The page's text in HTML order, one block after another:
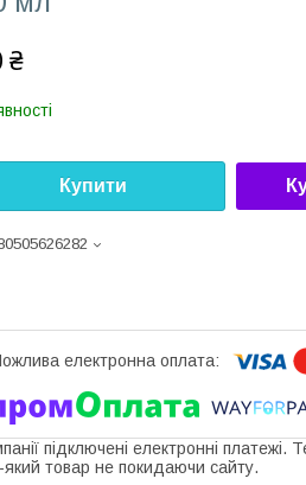
₴
Купити
підключені електронні платежі.
товар не покидаючи сайту.